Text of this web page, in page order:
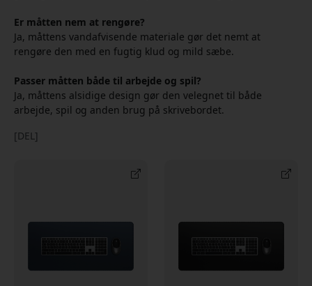
Er måtten nem at rengøre?
Ja, måttens vandafvisende materiale gør det nemt at
rengøre den med en fugtig klud og mild sæbe.
Passer måtten både til arbejde og spil?
Ja, måttens alsidige design gør den velegnet til både
arbejde, spil og anden brug på skrivebordet.
[DEL]